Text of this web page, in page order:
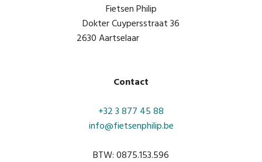
Fietsen Philip
Dokter Cuypersstraat 36
2630 Aartselaar
Contact
+32 3 877 45 88
info@fietsenphilip.be
BTW: 0875.153.596